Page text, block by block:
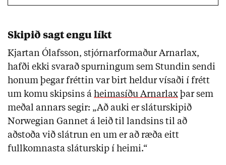
Skipið sagt engu líkt
Kjartan Ólafsson, stjórnarformaður Arnarlax,
hafði ekki svarað spurningum sem Stundin sendi
honum þegar fréttin var birt heldur vísaði í frétt
um komu skipsins á heimasíðu Arnarlax þar sem
meðal annars segir: „Að auki er sláturskipið
Norwegian Gannet á leið til landsins til að
aðstoða við slátrun en um er að ræða eitt
fullkomnasta sláturskip í heimi.“